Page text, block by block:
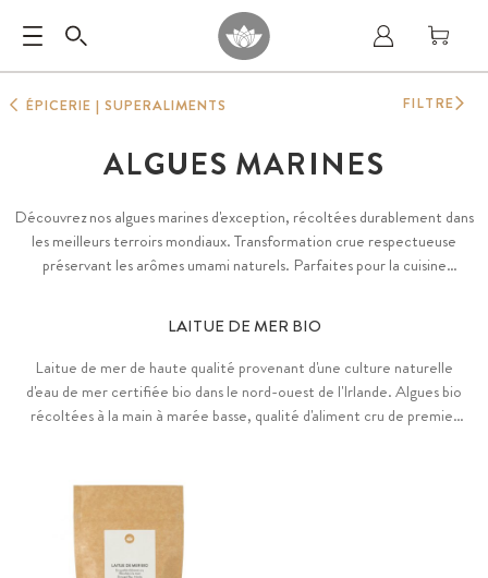
ÉPICERIE | SUPERALIMENTS
ALGUES MARINES
Découvrez nos algues marines d'exception, récoltées durablement dans
les meilleurs terroirs mondiaux. Transformation crue respectueuse
préservant les arômes umami naturels. Parfaites pour la cuisine
LAITUE DE MER BIO
Laitue de mer de haute qualité provenant d'une culture naturelle
d'eau de mer certifiée bio dans le nord-ouest de l'Irlande. Algues bio
récoltées à la main à marée basse, qualité d'aliment cru de premier
FILTRE